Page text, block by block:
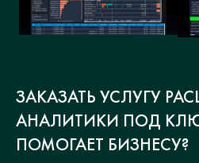
ЗАКАЗАТЬ УСЛУГУ
АНАЛИТИКИ ПОД
ПОМОГАЕТ БИЗНЕСУ?